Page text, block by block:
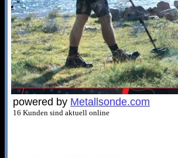
powered by Metallsonde.com
16 Kunden sind aktuell online